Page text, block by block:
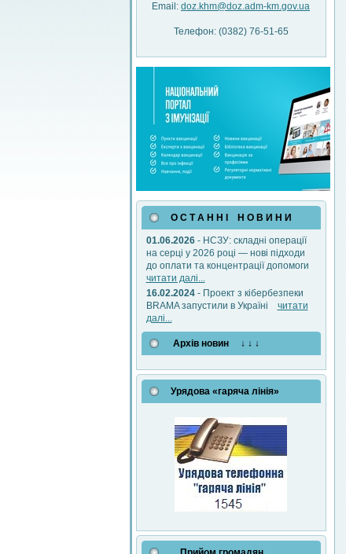
Email: doz.khm@doz.adm-km.gov.ua
Телефон: (0382) 76-51-65
О С Т А Н Н І Н О В И Н И
01.06.2026- НСЗУ: складні операції
на серці у 2026 році — нові підходи
до оплати та концентрації допомоги
читати далі...
16.02.2024- Проект з кібербезпеки
BRAMA запустили в Україні читати
далі...
Архів новин ↓ ↓ ↓
Урядова «гаряча лінія»